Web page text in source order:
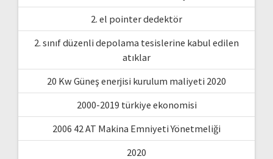
2. el pointer dedektör
2. sınıf düzenli depolama tesislerine kabul edilen
atıklar
20 Kw Güneş enerjisi kurulum maliyeti 2020
2000-2019 türkiye ekonomisi
2006 42 AT Makina Emniyeti Yönetmeliği
2020